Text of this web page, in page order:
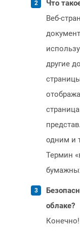
Что
Веб-
другие
одним и
Термин
облаке?